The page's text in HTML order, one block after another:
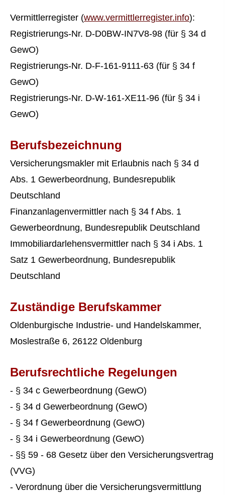
Vermittlerregister (www.vermittlerregister.info):
Registrierungs-Nr. D-D0BW-IN7V8-98 (für § 34 d
GewO)
Registrierungs-Nr. D-F-161-9111-63 (für § 34 f
GewO)
Registrierungs-Nr. D-W-161-XE11-96 (für § 34 i
GewO)
Berufsbezeichnung
Ver­sicherungs­makler mit Erlaubnis nach § 34 d
Abs. 1 Gewerbeordnung, Bundesrepublik
Deutschland
Finanzanlagenvermittler nach § 34 f Abs. 1
Gewerbeordnung, Bundesrepublik Deutschland
Immobiliardarlehensvermittler nach § 34 i Abs. 1
Satz 1 Gewerbeordnung, Bundesrepublik
Deutschland
Zuständige Berufskammer
Oldenburgische Industrie- und Handelskammer,
Moslestraße 6, 26122 Oldenburg
Berufsrechtliche Regelungen
- § 34 c Gewerbeordnung (GewO)
- § 34 d Gewerbeordnung (GewO)
- § 34 f Gewerbeordnung (GewO)
- § 34 i Gewerbeordnung (GewO)
- §§ 59 - 68 Gesetz über den Versicherungsvertrag
(VVG)
- Verordnung über die Versicherungsvermittlung